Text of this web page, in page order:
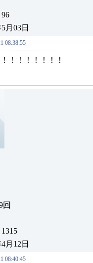
月03日
08:38:55
！！！！！！！
回
月12日
08:40:45